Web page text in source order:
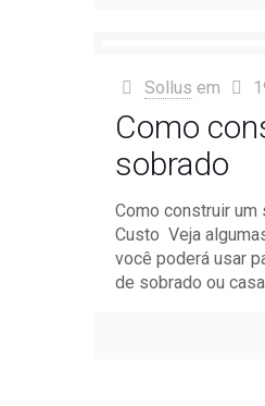
Sollus em
Como
sobrado
Como construir
Custo Veja
você poderá usar
de sobrado ou casa